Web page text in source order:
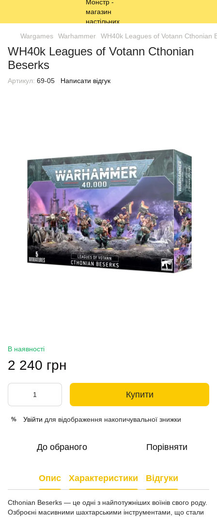
Wargames Warhammer WH40k Leagues of Votann Cthonian
WH40k Leagues of Votann Cthonian
Beserks
Артикул: 69-05 Написати відгук
В наявності
2 240 грн
Купити
% Увійти для відображення накопичувальної знижки
До обраного Порівняти
Опис Характеристики Відгуки
Cthonian Beserks — це одні з найпотужніших воїнів свого роду.
Озброєні масивними шахтарськими інструментами, що стали